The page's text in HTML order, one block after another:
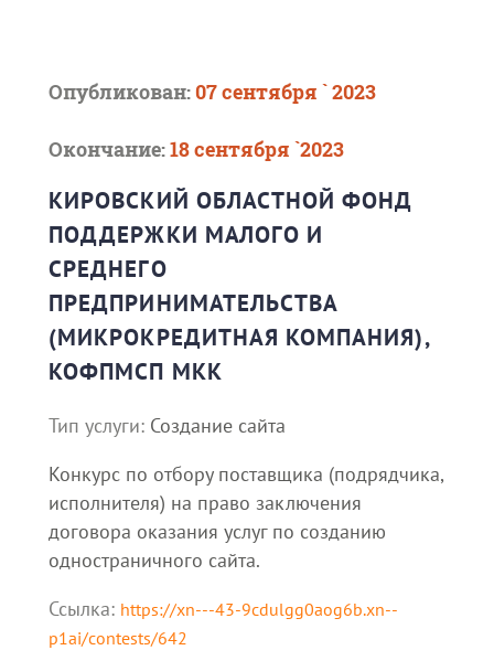
Опубликован:07 сентября ` 2023
Окончание:18 сентября `2023
КИРОВСКИЙ ОБЛАСТНОЙ ФОНД
ПОДДЕРЖКИ МАЛОГО И
СРЕДНЕГО
ПРЕДПРИНИМАТЕЛЬСТВА
(МИКРОКРЕДИТНАЯ КОМПАНИЯ),
КОФПМСП МКК
Тип услуги: Создание сайта
Конкурс по отбору поставщика (подрядчика,
исполнителя) на право заключения
договора оказания услуг по созданию
одностраничного сайта.
Ссылка: https://xn---43-9cdulgg0aog6b.xn--
p1ai/contests/642